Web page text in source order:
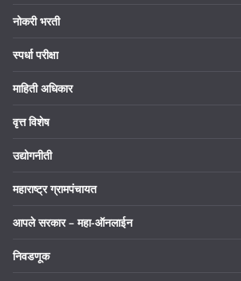
नोकरी भरती
स्पर्धा परीक्षा
माहिती अधिकार
वृत्त विशेष
उद्योगनीती
महाराष्ट्र ग्रामपंचायत
आपले सरकार – महा-ऑनलाईन
निवडणूक